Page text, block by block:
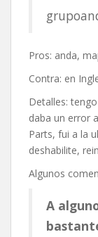
Pros: anda,
Contra: en
Detalles:
daba un error
Parts, fui a la
deshabilite,
Algunos
A